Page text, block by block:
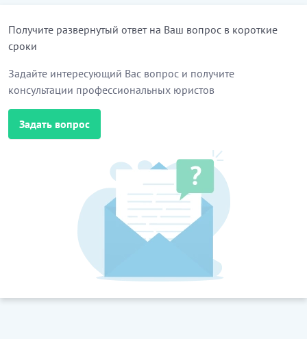
Получите развернутый ответ на Ваш вопрос в короткие
сроки
Задайте интересующий Вас вопрос и получите
консультации профессиональных юристов
Задать вопрос